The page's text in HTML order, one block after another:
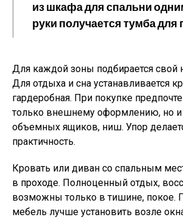
из шкафа для спальни
руки получается тумба для
Для каждой зоны подбирается свой
Для отдыха и сна устанавливается
гардеробная. При покупке
только внешнему оформлению, но
объемных ящиков, ниш. Упор
практичность.
Кровать или диван со спальным
в проходе. Полноценный отдых,
возможны только в тишине, покое.
мебель лучше установить возле